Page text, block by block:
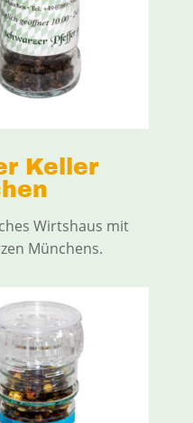
Keller
Wirtshaus mit
Münchens.